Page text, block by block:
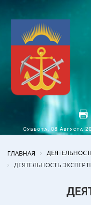
Суббота, 08 Августа
ГЛАВНАЯ
ДЕЯТЕЛЬНОСТЬ